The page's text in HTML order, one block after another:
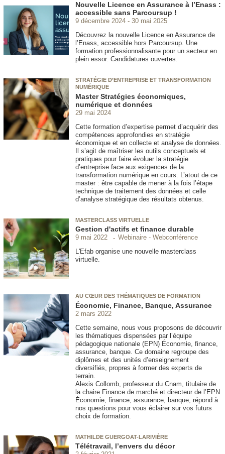
Nouvelle Licence en Assurance à l’Enass :
accessible sans Parcoursup !
9 décembre 2024
30 mai 2025
Découvrez la nouvelle Licence en Assurance de
l’Enass, accessible hors Parcoursup. Une
formation professionnalisante pour un secteur en
plein essor. Candidatures ouvertes.
STRATÉGIE D’ENTREPRISE ET TRANSFORMATION
NUMÉRIQUE
Master Stratégies économiques,
numérique et données
29 mai 2024
Cette formation d’expertise permet d’acquérir des
compétences approfondies en stratégie
économique et en collecte et analyse de données.
Il s’agit de maîtriser les outils conceptuels et
pratiques pour faire évoluer la stratégie
d’entreprise face aux exigences de la
transformation numérique en cours. L’atout de ce
master : être capable de mener à la fois l’étape
technique de traitement des données et celle
d’analyse stratégique des résultats obtenus.
MASTERCLASS VIRTUELLE
Gestion d'actifs et finance durable
9 mai 2022
Webinaire - Webconférence
L'Efab organise une nouvelle masterclass
virtuelle.
AU CŒUR DES THÉMATIQUES DE FORMATION
Économie, Finance, Banque, Assurance
2 mars 2022
Cette semaine, nous vous proposons de découvrir
les thématiques dispensées par l’équipe
pédagogique nationale (EPN) Économie, finance,
assurance, banque. Ce domaine regroupe des
diplômes et des unités d’enseignement
diversifiés, propres à former des experts de
terrain.
Alexis Collomb, professeur du Cnam, titulaire de
la chaire Finance de marché et directeur de l’EPN
Économie, finance, assurance, banque, répond à
nos questions pour vous éclairer sur vos futurs
choix de formation.
MATHILDE GUERGOAT-LARIVIÈRE
Télétravail, l’envers du décor